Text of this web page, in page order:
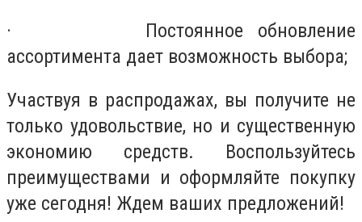
· Постоянное обновление
ассортимента дает возможность выбора;
Участвуя в распродажах, вы получите не
только удовольствие, но и существенную
экономию средств. Воспользуйтесь
преимуществами и оформляйте покупку
уже сегодня! Ждем ваших предложений!